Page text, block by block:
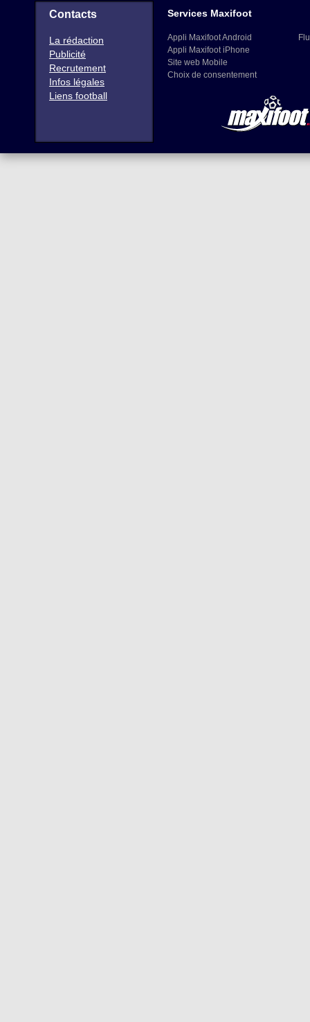
Contacts
La rédaction
Publicité
Recrutement
Infos légales
Liens football
Services Maxifoot
Appli Maxifoot Android
Appli Maxifoot iPhone
Site web Mobile
Choix de consentement